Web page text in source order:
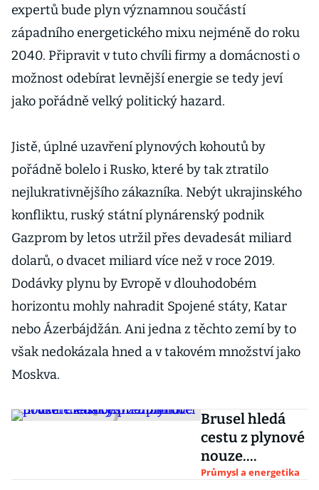
expertů bude plyn významnou součástí
západního energetického mixu nejméně do roku
2040. Připravit v tuto chvíli firmy a domácnosti o
možnost odebírat levnější energie se tedy jeví
jako pořádně velký politický hazard.
Jistě, úplné uzavření plynových kohoutů by
pořádně bolelo i Rusko, které by tak ztratilo
nejlukrativnějšího zákazníka. Nebýt ukrajinského
konfliktu, ruský státní plynárenský podnik
Gazprom by letos utržil přes devadesát miliard
dolarů, o dvacet miliard více než v roce 2019.
Dodávky plynu by Evropě v dlouhodobém
horizontu mohly nahradit Spojené státy, Katar
nebo Ázerbájdžán. Ani jedna z těchto zemí by to
však nedokázala hned a v takovém množství jako
Moskva.
Brusel hledá
cestu z plynové
nouze.
Členským
Průmysl a energetika